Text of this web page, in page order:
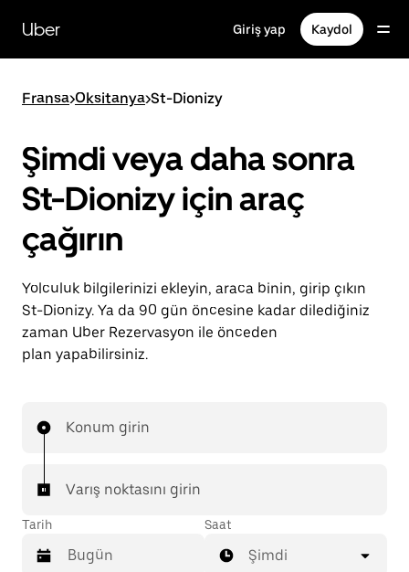
içeriğe
gidinUber Giriş yap Kaydol
Fransa>Oksitanya>St-Dionizy
Şimdi veya daha sonra
St-Dionizy için araç
çağırın
Yolculuk bilgilerinizi ekleyin, araca binin, girip çıkın
St-Dionizy. Ya da 90 gün öncesine kadar dilediğiniz
zaman Uber Rezervasyon ile önceden
plan yapabilirsiniz.
Konum girin
Varış noktasını girin
Tarih Saat
Şimdi